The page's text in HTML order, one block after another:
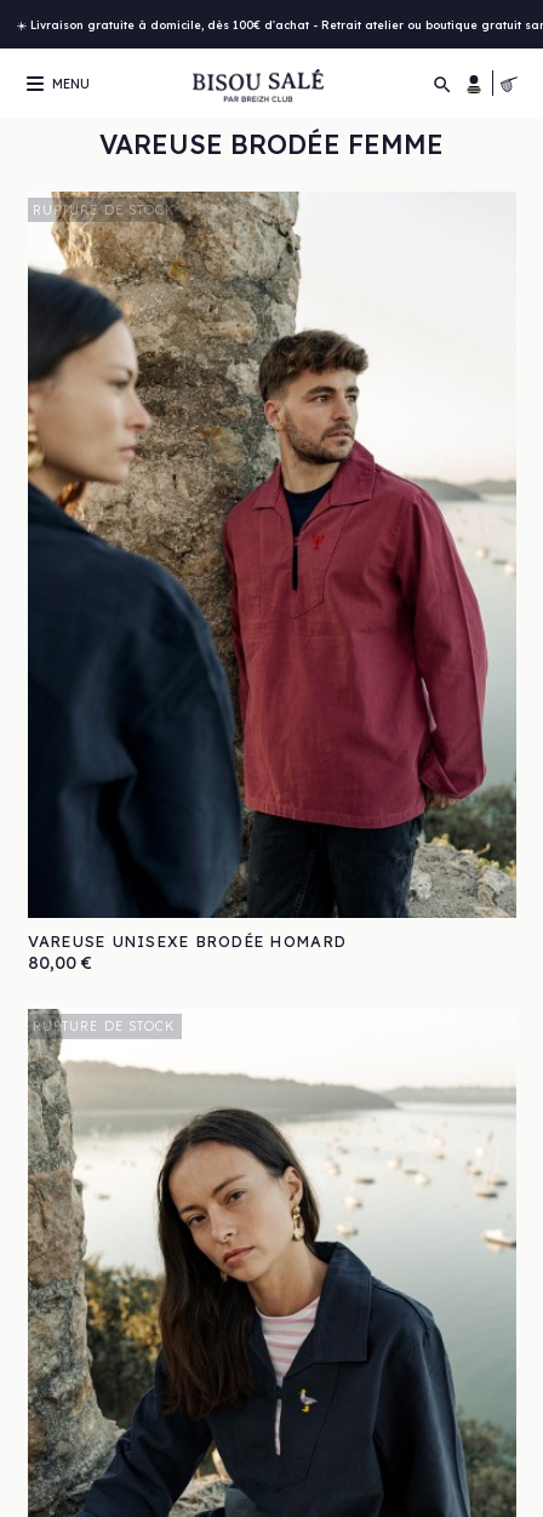
☀️ Livraison gratuite à domicile, dès 100€ d'achat - Retrait atelier ou boutique gratuit
MENU 
VAREUSE BRODÉE FEMME
VAREUSE UNISEXE BRODÉE HOMARD
Prix
80,00 €
RUPTURE DE STOCK
RUPTURE DE STOCK